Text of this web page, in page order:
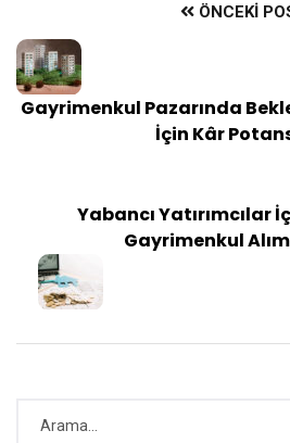
ÖNCEKI
Gayrimenkul Pazarında
İçin Kâr
Yabancı Yatırımcılar
Gayrimenkul